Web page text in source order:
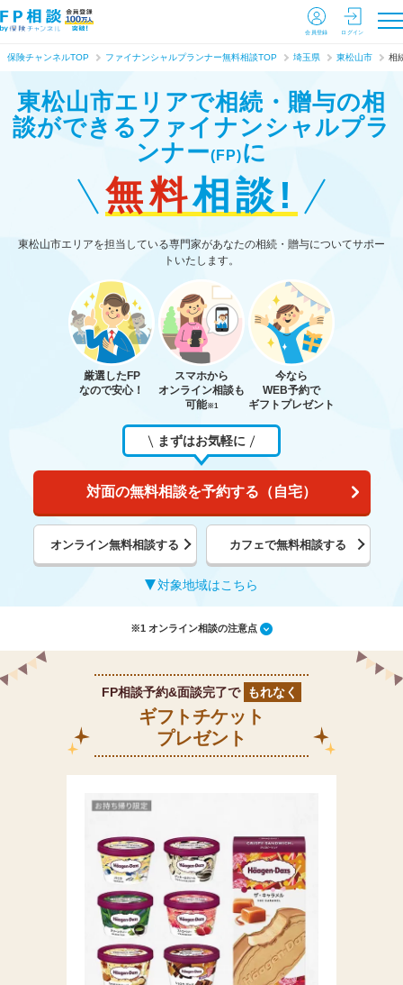
会員登録 ログイン
保険チャンネルTOP ファイナンシャルプランナー無料相談TOP 埼玉県 東松山市 相
東松山市エリアで相続・贈与の相
談ができる ファイナンシャルプラ
ンナー(FP)に
無料相談!
東松山市エリアを担当している専門家があなたの相続・贈与についてサポー
トいたします。
厳選したFP
なので安心！
スマホから
オンライン相談も
可能※1
今なら
WEB予約で
ギフトプレゼント
まずはお気軽に
対面の無料相談を予約する（自宅）
オンライン無料相談する カフェで無料相談する
対象地域はこちら
※1 オンライン相談の注意点
FP相談予約&面談完了で もれなく
ギフトチケット
プレゼント